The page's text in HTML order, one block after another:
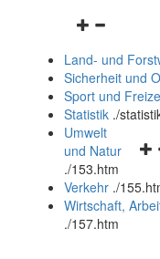
und
schließen
Land- und
Sicherheit und
Sport und
Statistik ./
und
Umwelt
und Natur
./153.htm
Verkehr ./
Wirtschaft,
./157.htm